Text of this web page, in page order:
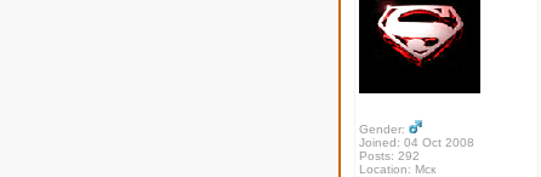
Gender:
Joined: 04 Oct 2008
Posts: 292
Location: Мск